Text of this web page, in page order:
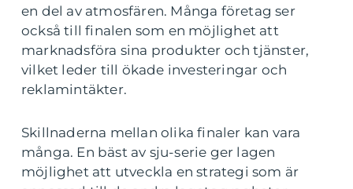
en del av atmosfären. Många företag ser
också till finalen som en möjlighet att
marknadsföra sina produkter och tjänster,
vilket leder till ökade investeringar och
reklamintäkter.
Skillnaderna mellan olika finaler kan vara
många. En bäst av sju-serie ger lagen
möjlighet att utveckla en strategi som är